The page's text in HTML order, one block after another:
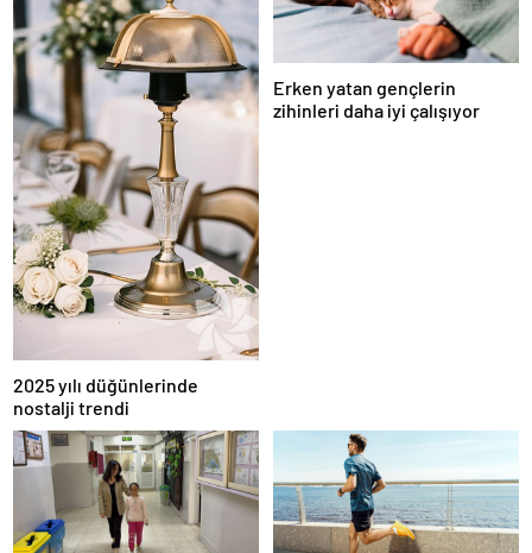
2025 yılı düğünlerinde
nostalji trendi
Erken yatan gençlerin
zihinleri daha iyi çalışıyor